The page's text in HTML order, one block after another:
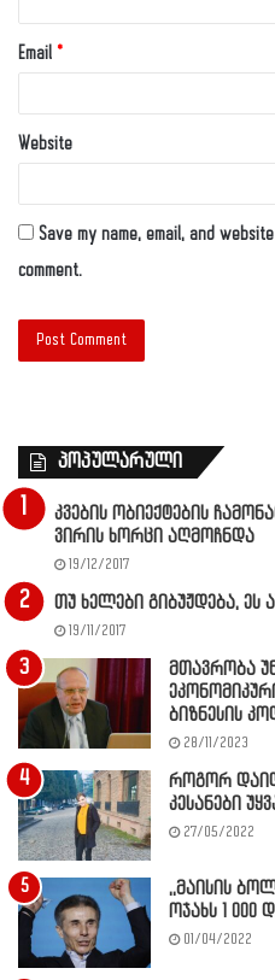
Email *
Website
Save my name, email, and
comment.
პოპულარული
კვების ობიექტების
ვირის ხორცი აღმოჩნდა
19/12/2017
თუ ხელები გიბუჟდება, ეს
19/11/2017
მთავრობა
ბიზნესის
28/11/2023
როგორ
კესანები
27/05/2022
,,მაისის
ოჯახს 1
01/04/2022